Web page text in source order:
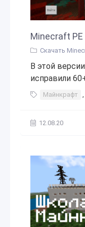
Minecraft PE
Скачать
В этой
исправили
Майнкрафт ,
12.08.20